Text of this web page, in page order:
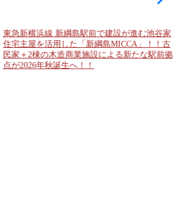
東急新横浜線 新綱島駅前で建設が進む池谷家
住宅主屋を活用した「新綱島MICCA」！！古
民家＋2棟の木造商業施設による新たな駅前拠
点が2026年秋誕生へ！！